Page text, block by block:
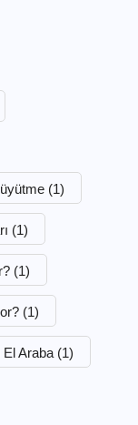
(1)
(1)
(1)
(1)
El Araba (1)